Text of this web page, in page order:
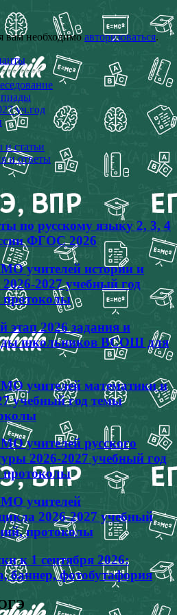
вам необходимоавторизоваться.
уч.год
статьи
и ответы
по русскому языку 2, 3, 4
ФГОС 2026
учителей истории и
2027 учебный год
протоколы
этап 2026 задания и
школьников ВСОШ для
учителей математики и
учебный год темы
учителей русского
2026-2027 учебный год
протоколы
учителей
2026-2027 учебный
протоколы
к 1 сентября 2026:
баннер, фотобутафория